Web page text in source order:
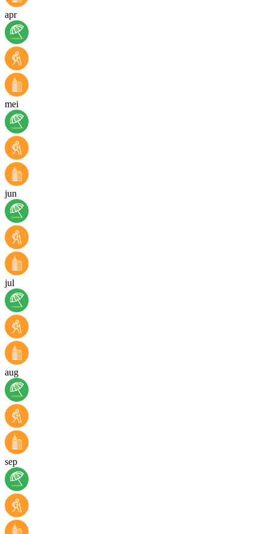
apr
mei
jun
jul
aug
sep